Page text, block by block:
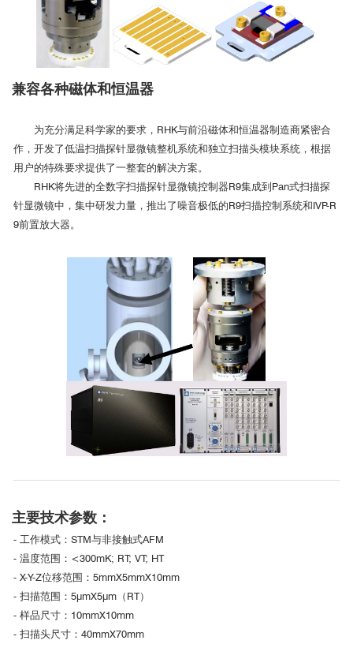
兼容各种磁体和恒温器
为充分满足科学家的要求，RHK与前沿磁体和恒温器制造商紧密合
作，开发了低温扫描探针显微镜整机系统和独立扫描头模块系统，根据
用户的特殊要求提供了一整套的解决方案。
RHK将先进的全数字扫描探针显微镜控制器R9集成到Pan式扫描探
针显微镜中，集中研发力量，推出了噪音极低的R9扫描控制系统和IVP-R
9前置放大器。
主要技术参数：
- 工作模式：STM与非接触式AFM
- 温度范围：<300mK; RT; VT; HT
- X-Y-Z位移范围：5mmX5mmX10mm
- 扫描范围：5μmX5μm（RT）
- 样品尺寸：10mmX10mm
- 扫描头尺寸：40mmX70mm